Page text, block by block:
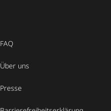
FAQ
Über uns
Presse